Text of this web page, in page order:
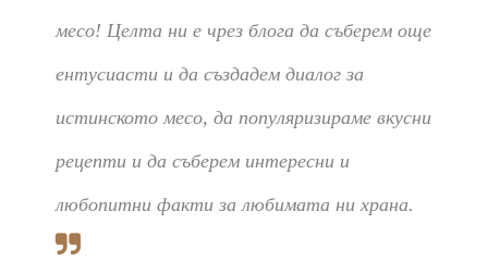
месо! Целта ни е чрез блога да съберем още
ентусиасти и да създадем диалог за
истинското месо, да популяризираме вкусни
рецепти и да съберем интересни и
любопитни факти за любимата ни храна.